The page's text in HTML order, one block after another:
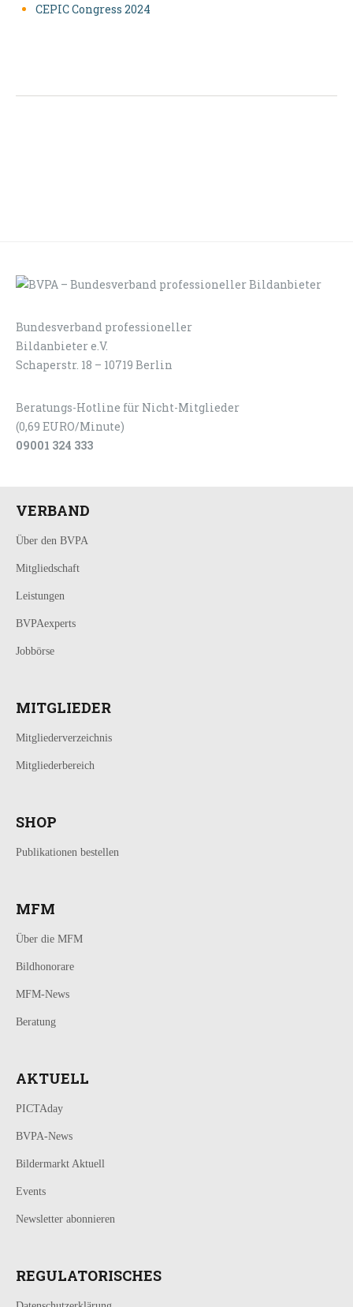
CEPIC Congress 2024
Bundesverband professioneller
Bildanbieter e.V.
Schaperstr. 18 – 10719 Berlin
Beratungs-Hotline für Nicht-Mitglieder
(0,69 EURO/Minute)
09001 324 333
VERBAND
Über den BVPA
Mitgliedschaft
Leistungen
BVPAexperts
Jobbörse
MITGLIEDER
Mitgliederverzeichnis
Mitgliederbereich
SHOP
Publikationen bestellen
MFM
Über die MFM
Bildhonorare
MFM-News
Beratung
AKTUELL
PICTAday
BVPA-News
Bildermarkt Aktuell
Events
Newsletter abonnieren
REGULATORISCHES